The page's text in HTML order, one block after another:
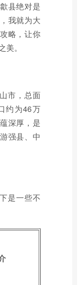
县绝对是
我就为大
略，让你
。
市，总面
约为46万
深厚，是
强县、中
是一些不